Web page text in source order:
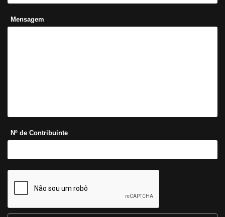
Mensagem
Nº de Contribuinte